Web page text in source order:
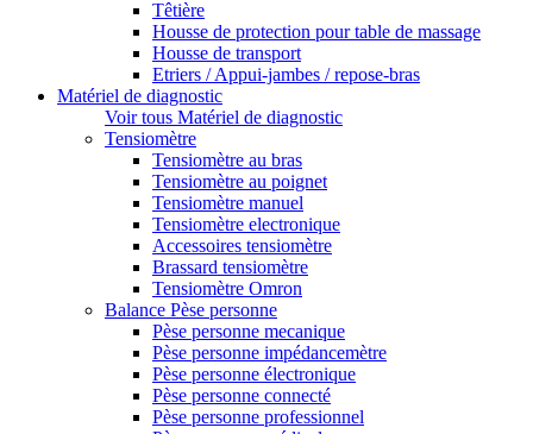
Têtière
Housse de protection pour table de massage
Housse de transport
Etriers / Appui-jambes / repose-bras
Matériel de diagnostic
Voir tous Matériel de diagnostic
Tensiomètre
Tensiomètre au bras
Tensiomètre au poignet
Tensiomètre manuel
Tensiomètre electronique
Accessoires tensiomètre
Brassard tensiomètre
Tensiomètre Omron
Balance Pèse personne
Pèse personne mecanique
Pèse personne impédancemètre
Pèse personne électronique
Pèse personne connecté
Pèse personne professionnel